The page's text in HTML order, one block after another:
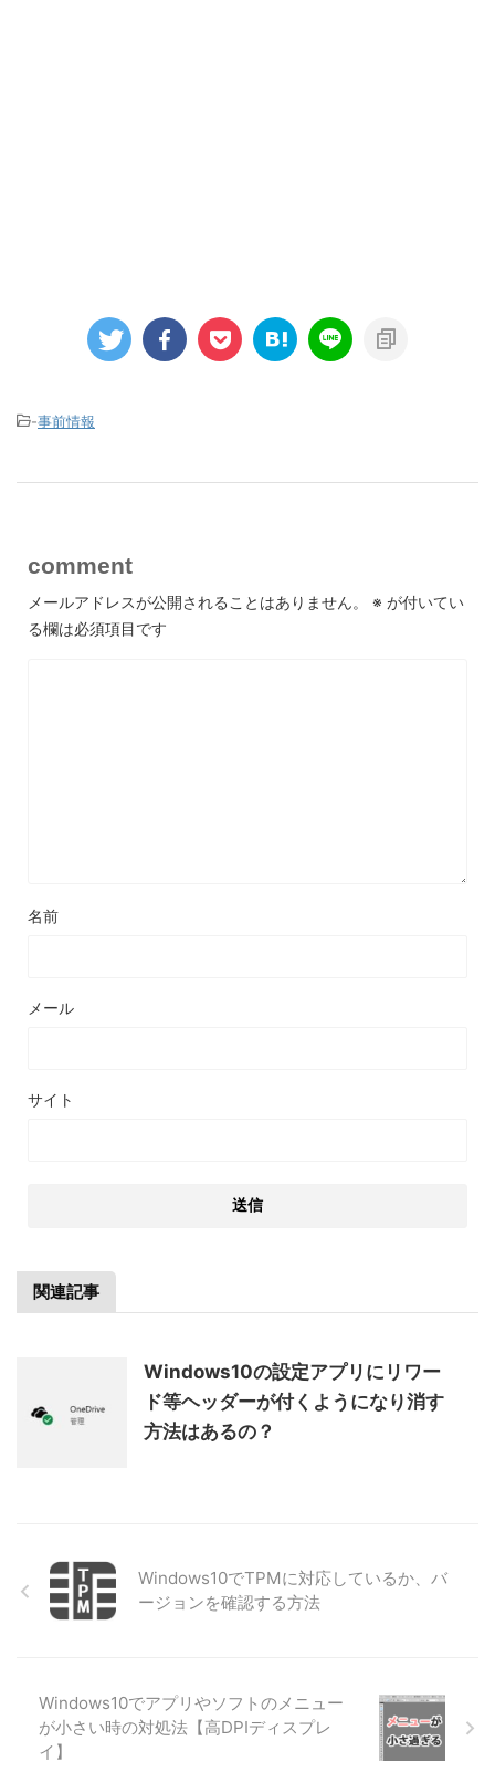
-事前情報
comment
メールアドレスが公開されることはありません。 ※ が付いてい
る欄は必須項目です
名前
メール
サイト
関連記事
Windows10の設定アプリにリワー
ド等ヘッダーが付くようになり消す
方法はあるの？
Windows10でTPMに対応しているか、バ
ージョンを確認する方法
Windows10でアプリやソフトのメニュー
が小さい時の対処法【高DPIディスプレ
イ】